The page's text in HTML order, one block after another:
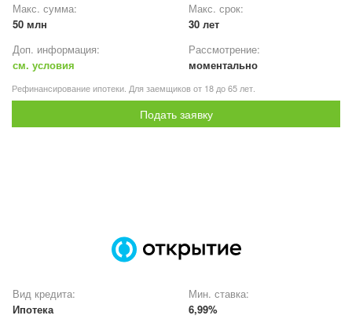
Макс. сумма:
50 млн
Макс. срок:
30 лет
Доп. информация:
см. условия
Рассмотрение:
моментально
Рефинансирование ипотеки. Для заемщиков от 18 до 65 лет.
Подать заявку
Вид кредита:
Ипотека
Мин. ставка:
6,99%